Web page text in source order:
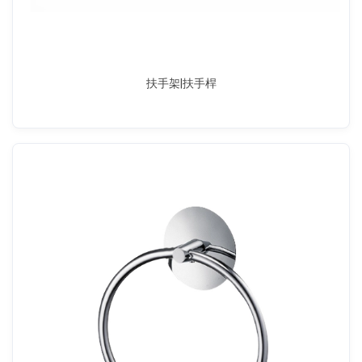
扶手架|扶手桿